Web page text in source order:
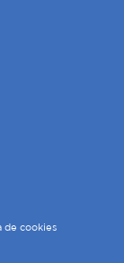
de cookies